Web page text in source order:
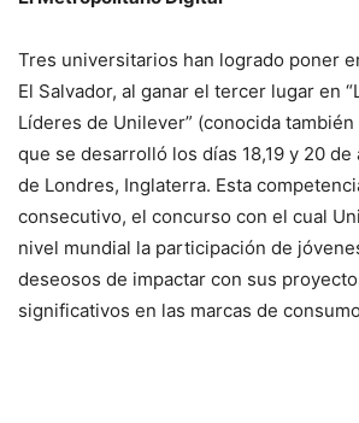
Tres universitarios han logrado poner
El Salvador, al ganar el tercer lugar en
Líderes de Unilever” (conocida
que se desarrolló los días 18,19 y 20
de Londres, Inglaterra. Esta
consecutivo, el concurso con el cual
nivel mundial la participación de
deseosos de impactar con sus
significativos en las marcas de